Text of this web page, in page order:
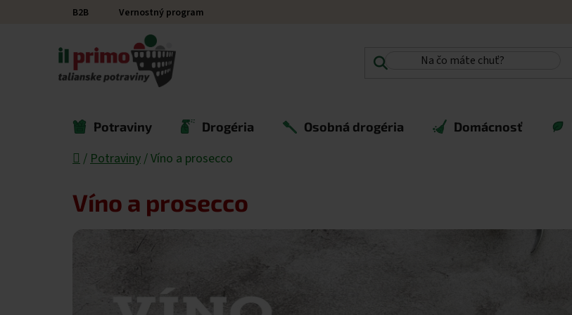
Prejsť na obsahB2B Vernostný program
Potraviny Drogéria Osobná drogéria Domácnosť
Domov
/ Potraviny /Víno a prosecco
Víno a prosecco